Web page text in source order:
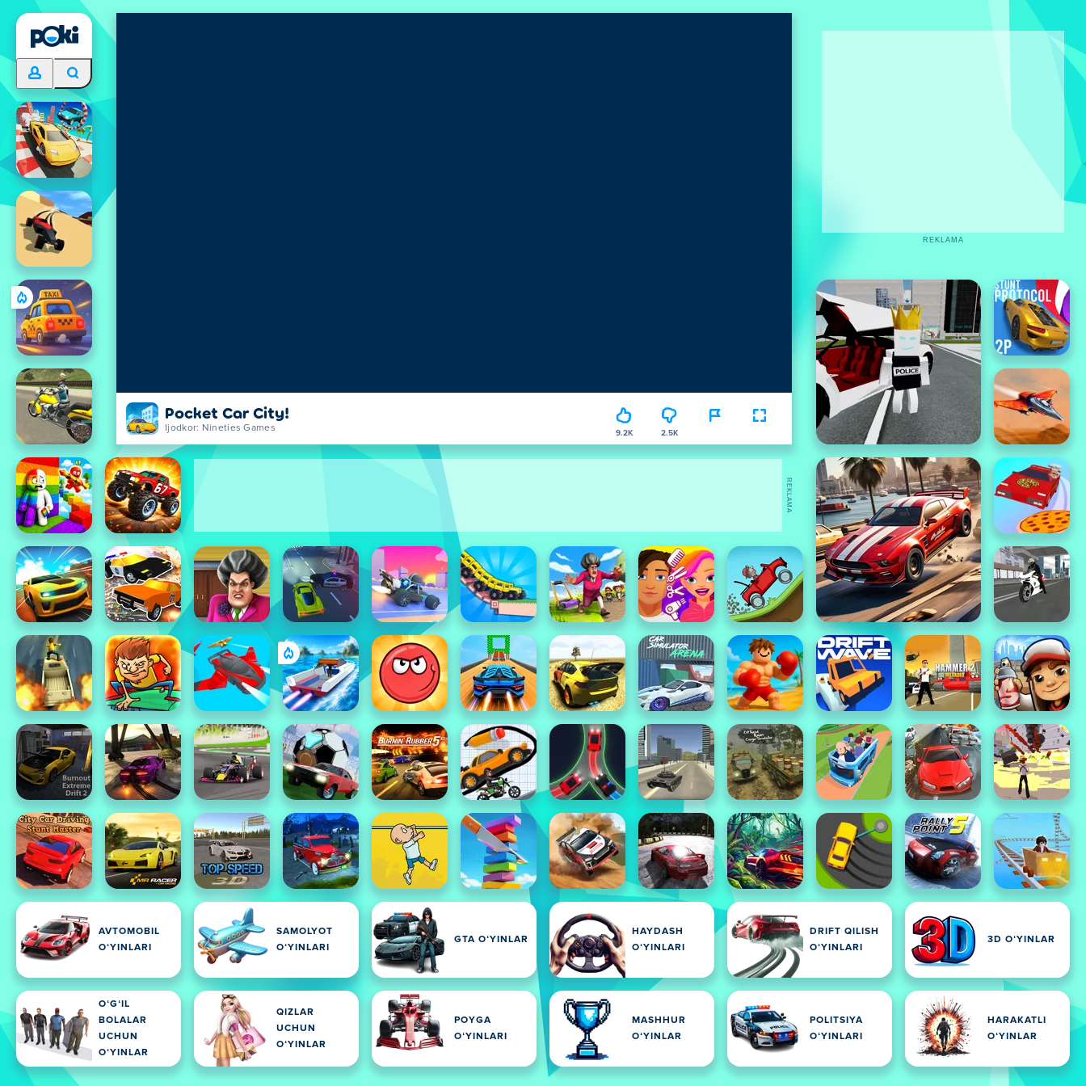
Pocket Car City!
Ijodkor: Nineties Games 9.2K 2.5K
AVTOMOBIL
OʻYINLARI
SAMOLYOT
OʻYINLARI
GTA OʻYINLAR
HAYDASH
OʻYINLARI
DRIFT QILISH
OʻYINLARI
3D OʻYINLAR
OʻGʻIL
BOLALAR
UCHUN
OʻYINLAR
QIZLAR
UCHUN
OʻYINLAR
POYGA
OʻYINLARI
MASHHUR
OʻYINLAR
POLITSIYA
OʻYINLARI
HARAKATLI
OʻYINLAR
REKLAMA
REKLAMA